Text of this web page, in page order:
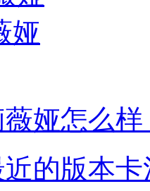
薇娅怎么
的版本